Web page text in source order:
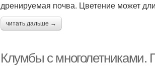
дренируемая почва. Цветение может
читать дальше →
Клумбы с многолетниками.